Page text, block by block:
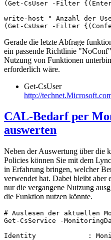
(Get-CsUser -Filter
write-host " Anzahl der
(Get-CsUser -Filter
Gerade die letzte Abfrage
ein passende Richtlinie
Nutzung von Funktionen
erforderlich wäre.
Get-CsUser
http://
CAL-Bedarf per
auswerten
Neben der Auswertung über die
Policies können Sie mit dem
in Erfahrung bringen, welcher
verwendet hat. Dabei bleibt aber
nur die vergangene Nutzung
die Funktion nutzen könnte.
# Auslesen der aktuellen
Get-CsService -
Identity             :